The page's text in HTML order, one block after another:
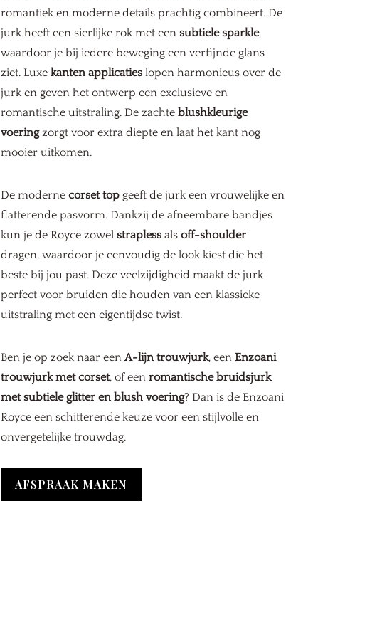
romantiek en moderne details prachtig combineert. De
jurk heeft een sierlijke rok met een subtiele sparkle,
waardoor je bij iedere beweging een verfijnde glans
ziet. Luxe kanten applicaties lopen harmonieus over de
jurk en geven het ontwerp een exclusieve en
romantische uitstraling. De zachte blushkleurige
voeringzorgt voor extra diepte en laat het kant nog
mooier uitkomen.
De moderne corset top geeft de jurk een vrouwelijke en
flatterende pasvorm. Dankzij de afneembare bandjes
kun je de Royce zowel strapless als off-shoulder
dragen, waardoor je eenvoudig de look kiest die het
beste bij jou past. Deze veelzijdigheid maakt de jurk
perfect voor bruiden die houden van een klassieke
uitstraling met een eigentijdse twist.
Ben je op zoek naar een A-lijn trouwjurk, een Enzoani
trouwjurk met corset, of een romantische bruidsjurk
met subtiele glitter en blush voering? Dan is de Enzoani
Royce een schitterende keuze voor een stijlvolle en
onvergetelijke trouwdag.
AFSPRAAK MAKEN